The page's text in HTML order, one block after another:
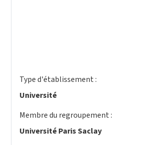
Type d'établissement :
Université
Membre du regroupement :
Université Paris Saclay